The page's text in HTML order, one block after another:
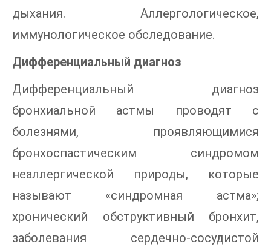
дыхания. Аллергологическое,
иммунологическое обследование.
Дифференциальный диагноз
Дифференциальный диагноз
бронхиальной астмы проводят с
болезнями, проявляющимися
бронхоспастическим синдромом
неаллергической природы, которые
называют «синдромная астма»;
хронический обструктивный бронхит,
заболевания сердечно-сосудистой